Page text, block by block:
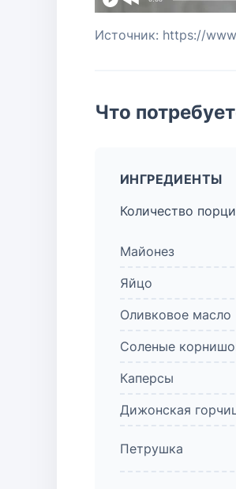
Источник: https://
Что
ИНГРЕДИЕНТЫ
Количество
Майонез
Яйцо
Оливковое масло
Соленые
Каперсы
Дижонская
Петрушка